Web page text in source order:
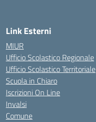
Link Esterni
MIUR
Ufficio Scolastico Regionale
Ufficio Scolastico Territoriale
Scuola in Chiaro
Iscrizioni On Line
Invalsi
Comune